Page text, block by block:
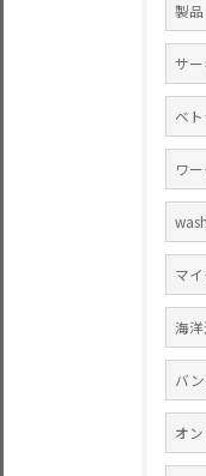
製品
サ
ベ
ワ
マ
海
バ
オ